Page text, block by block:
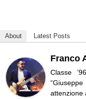
About Latest Posts
Franco
Classe
attenzione